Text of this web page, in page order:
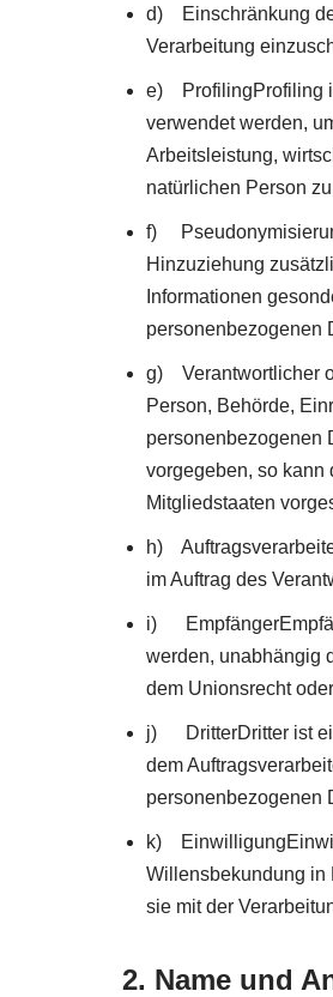
d) Einschränkung
Verarbeitung
e) ProfilingProfiling
verwendet werden,
Arbeitsleistung,
natürlichen Person
f)
Hinzuziehung
Informationen
personenbezogenen
g) Verantwortlicher
Person, Behörde,
personenbezogenen
vorgegeben, so kann
Mitgliedstaaten
h)
im Auftrag des
i)
werden, unabhängig
dem Unionsrecht
j) DritterDritter ist
dem
personenbezogenen
k)
Willensbekundung in
sie mit der
2. Name und